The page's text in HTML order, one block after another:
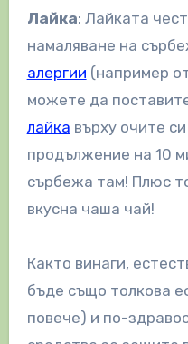
Лайка: Лайката
намаляване на
алергии (например
можете да
лайка върху очите
продължение на 10
сърбежа там! Плюс
вкусна чаша чай!
Както винаги,
бъде също толкова
повече) и по-